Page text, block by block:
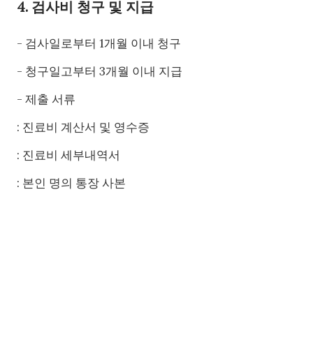
4. 검사비 청구 및 지급
- 검사일로부터 1개월 이내 청구
- 청구일고부터 3개월 이내 지급
- 제출 서류
: 진료비 계산서 및 영수증
: 진료비 세부내역서
: 본인 명의 통장 사본